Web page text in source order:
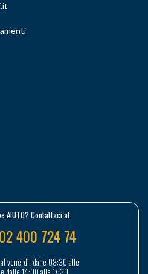
AIUTO? Contattaci al
400 724 74
venerdì, dalle 08:30 alle
dalle 14:00 alle 17:30